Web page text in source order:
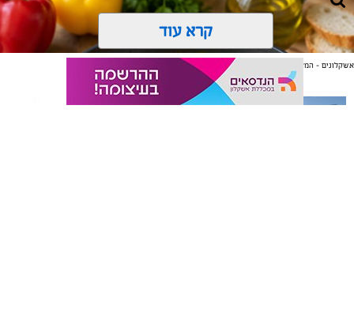
קרא עוד
אשקלונים - המקומון היומי של אשקלון באינטרנט
אולי יעניין אותך גם